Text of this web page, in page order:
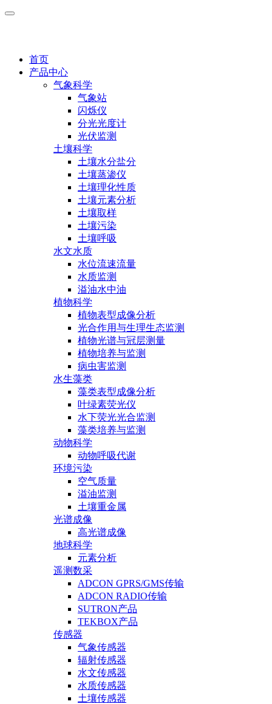
首页
产品中心
气象科学
气象站
闪烁仪
分光光度计
光伏监测
土壤科学
土壤水分盐分
土壤蒸渗仪
土壤理化性质
土壤元素分析
土壤取样
土壤污染
土壤呼吸
水文水质
水位流速流量
水质监测
溢油水中油
植物科学
植物表型成像分析
光合作用与生理生态监测
植物光谱与冠层测量
植物培养与监测
病虫害监测
水生藻类
藻类表型成像分析
叶绿素荧光仪
水下荧光光合监测
藻类培养与监测
动物科学
动物呼吸代谢
环境污染
空气质量
溢油监测
土壤重金属
光谱成像
高光谱成像
地球科学
元素分析
遥测数采
ADCON GPRS/GMS传输
ADCON RADIO传输
SUTRON产品
TEKBOX产品
传感器
气象传感器
辐射传感器
水文传感器
水质传感器
土壤传感器